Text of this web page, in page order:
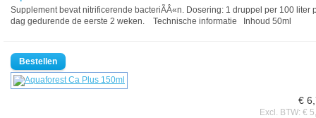
Supplement bevat nitrificerende bacteriÃÂ«n. Dosering: 1 druppel per 100 liter
dag gedurende de eerste 2 weken. Technische informatie Inhoud 50ml
€
Excl. BTW: €